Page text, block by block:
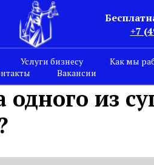
+7
Услуги бизнесу Как мы
Вакансии
из